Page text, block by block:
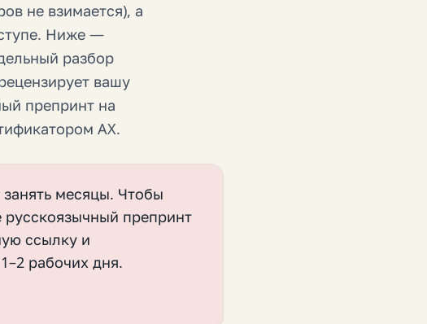
не взимается), а
Ниже —
разбор
вашу
препринт на
AX.
месяцы. Чтобы
русскоязычный препринт
ссылку и
рабочих дня.